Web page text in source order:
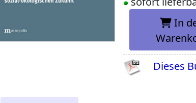
In den
Dieses